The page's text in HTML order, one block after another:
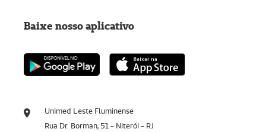
Unimed Leste Fluminense
Rua Dr. Borman, 51 - Niterói - RJ
Baixe nosso aplicativo